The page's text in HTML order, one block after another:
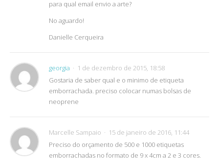
para qual email envio a arte?
No aguardo!
Danielle Cerqueira
georgia
1 de dezembro de 2015, 18:58
Gostaria de saber qual e o minimo de etiqueta
emborrachada. preciso colocar numas bolsas de
neoprene
Marcelle Sampaio
15 de janeiro de 2016, 11:44
Preciso do orçamento de 500 e 1000 etiquetas
emborrachadas no formato de 9 x 4cm a 2 e 3 cores.